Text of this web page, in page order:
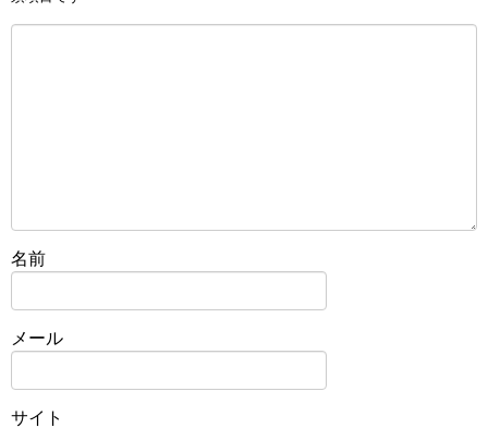
名前
メール
サイト